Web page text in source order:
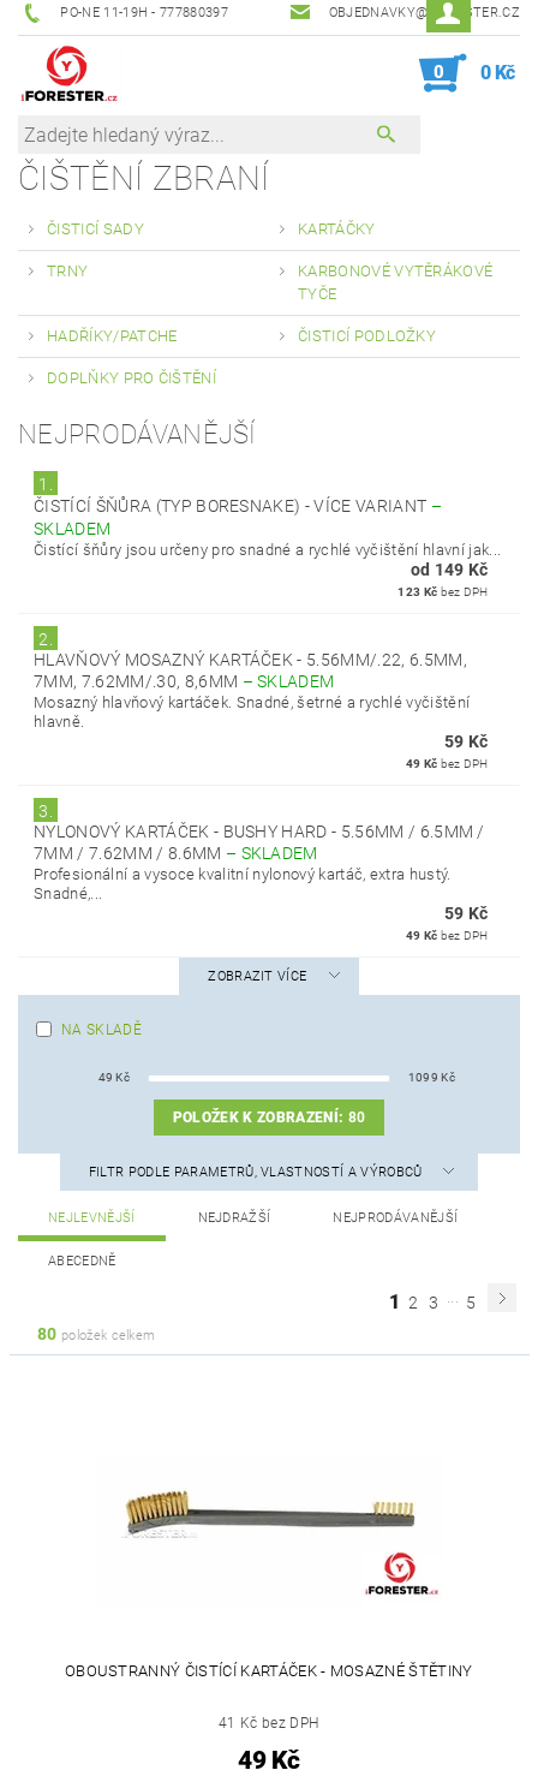
PO-NE 11-19H - 777880397 OBJEDNAVKY@IFORESTER.CZ
0 0 Kč
ČIŠTĚNÍ ZBRANÍ
ČISTICÍ SADY KARTÁČKY
TRNY
KARBONOVÉ VYTĚRÁKOVÉ
TYČE
HADŘÍKY/PATCHE ČISTICÍ PODLOŽKY
DOPLŇKY PRO ČIŠTĚNÍ
NEJPRODÁVANĚJŠÍ
1.
ČISTÍCÍ ŠŇŮRA (TYP BORESNAKE) - VÍCE VARIANT –
SKLADEM
Čistící šňůry jsou určeny pro snadné a rychlé vyčištění hlavní jak...
od 149 Kč
123 Kč bez DPH
2.
HLAVŇOVÝ MOSAZNÝ KARTÁČEK - 5.56MM/.22, 6.5MM,
7MM, 7.62MM/.30, 8,6MM –SKLADEM
Mosazný hlavňový kartáček. Snadné, šetrné a rychlé vyčištění
hlavně.
59 Kč
49 Kč bez DPH
3.
NYLONOVÝ KARTÁČEK - BUSHY HARD - 5.56MM / 6.5MM /
7MM / 7.62MM / 8.6MM – SKLADEM
Profesionální a vysoce kvalitní nylonový kartáč, extra hustý.
Snadné,...
59 Kč
49 Kč bez DPH
ZOBRAZIT VÍCE
NA SKLADĚ
49 Kč 1099 Kč
POLOŽEK K ZOBRAZENÍ: 80
FILTR PODLE PARAMETRŮ, VLASTNOSTÍ A VÝROBCŮ
NEJLEVNĚJŠÍ NEJDRAŽŠÍ NEJPRODÁVANĚJŠÍ
ABECEDNĚ
1 2 3 ... 5
80 položek celkem
OBOUSTRANNÝ ČISTÍCÍ KARTÁČEK - MOSAZNÉ ŠTĚTINY
41 Kč bez DPH
49 Kč